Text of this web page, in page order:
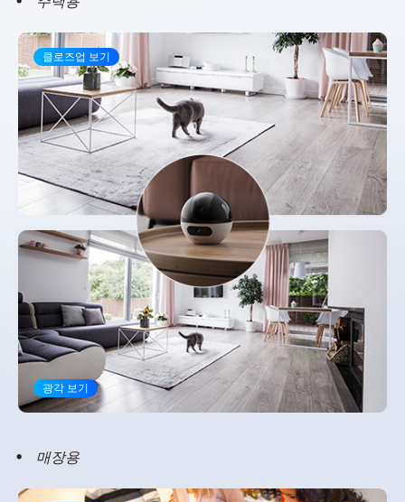
클로즈업 보기
광각 보기
매장용